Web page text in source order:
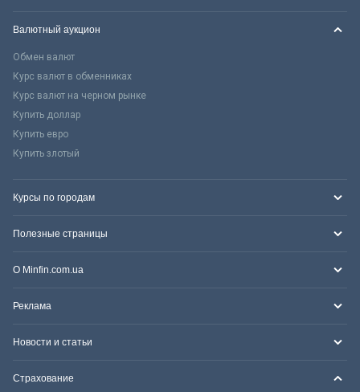
Валютный аукцион
Обмен валют
Курс валют в обменниках
Курс валют на черном рынке
Купить доллар
Купить евро
Купить злотый
Курсы по городам
Полезные страницы
О Minfin.com.ua
Реклама
Новости и статьи
Страхование